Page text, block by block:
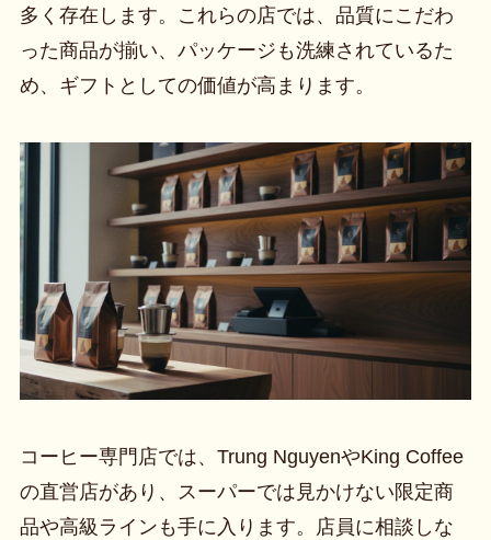
多く存在します。これらの店では、品質にこだわ
った商品が揃い、パッケージも洗練されているた
め、ギフトとしての価値が高まります。
コーヒー専門店では、Trung NguyenやKing Coffee
の直営店があり、スーパーでは見かけない限定商
品や高級ラインも手に入ります。店員に相談しな